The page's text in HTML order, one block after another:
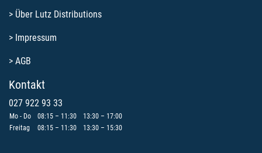
> Über Lutz Distributions
> Impressum
> AGB
Kontakt
027 922 93 33
Mo - Do 08:15 – 11:30
13:30 – 17:00
Freitag
08:15 – 11:30 13:30 – 15:30